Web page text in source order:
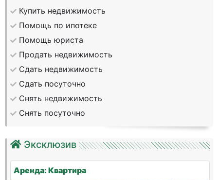
Купить недвижимость
Помощь по ипотеке
Помощь юриста
Продать недвижимость
Сдать недвижимость
Сдать посуточно
Снять недвижимость
Снять посуточно
Эксклюзив
Аренда: Квартира